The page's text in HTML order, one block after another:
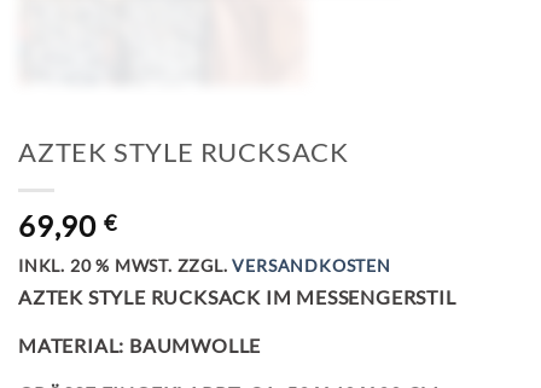
AZTEK STYLE RUCKSACK
69,90 €
INKL. 20 % MWST. ZZGL.VERSANDKOSTEN
AZTEK STYLE RUCKSACK IM MESSENGERSTIL
MATERIAL: BAUMWOLLE